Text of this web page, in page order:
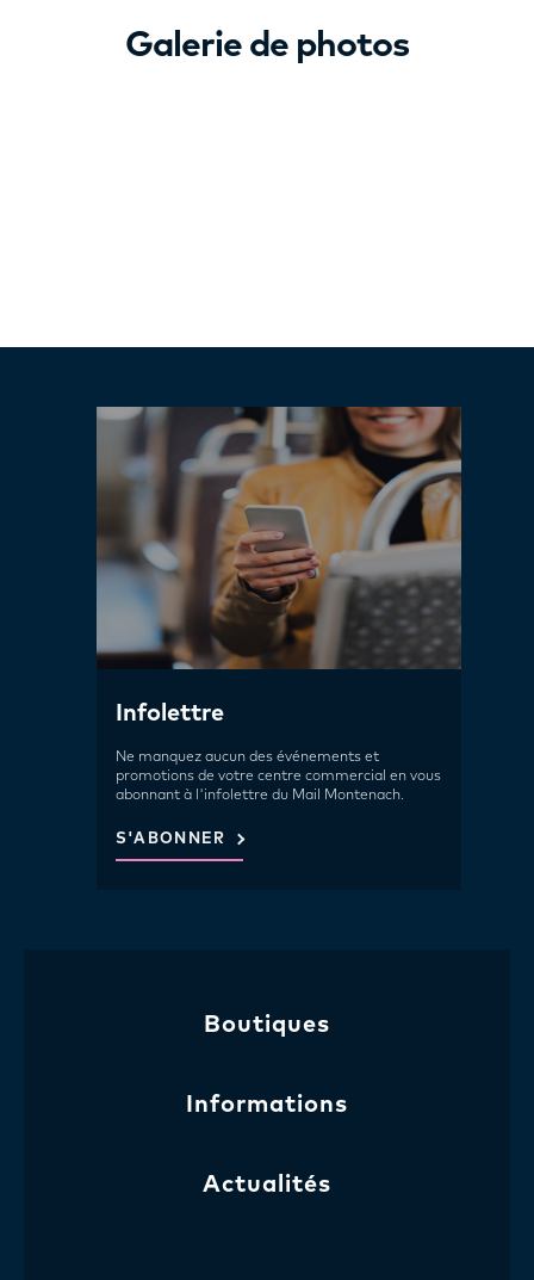
Galerie de photos
Infolettre
Ne manquez aucun des événements et
promotions de votre centre commercial en vous
abonnant à l'infolettre du Mail Montenach.
S'ABONNER
Boutiques
Informations
Actualités